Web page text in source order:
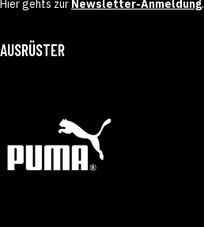
Hier gehts zur Newsletter-Anmeldung.
AUSRÜSTER